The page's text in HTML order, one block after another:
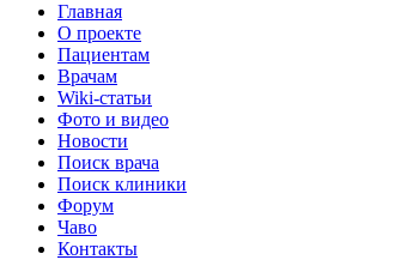
Главная
О проекте
Пациентам
Врачам
Wiki-статьи
Фото и видео
Новости
Поиск врача
Поиск клиники
Форум
Чаво
Контакты